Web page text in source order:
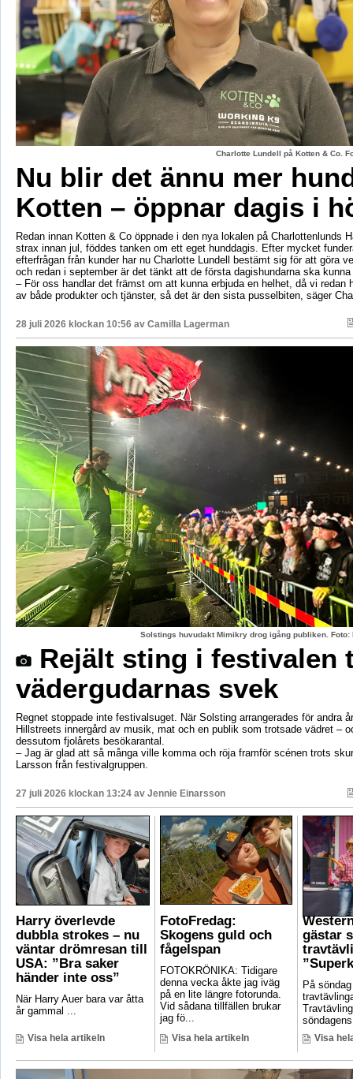
Charlotte Lundell på Kotten & Co.
Nu blir det ännu mer
Kotten – öppnar dagis i
Redan innan Kotten & Co öppnade i den nya lokalen på Charlottenlunds
strax innan jul, föddes tanken om ett eget hunddagis. Efter mycket
efterfrågan från kunder har nu Charlotte Lundell bestämt sig för att göra
och redan i september är det tänkt att de första dagishundarna ska
– För oss handlar det främst om att kunna erbjuda en helhet, då vi redan
av både produkter och tjänster, så det är den sista pusselbiten, säger
28 juli 2026 klockan 10:56 av Camilla Lagerman
Solstings huvudakt Mimikry drog igång publiken.
Rejält sting i festivalen
vädergudarnas svek
Regnet stoppade inte festivalsuget. När Solsting arrangerades för andra
Hillstreets innergård av musik, mat och en publik som trotsade vädret –
dessutom fjolårets besökarantal.
– Jag är glad att så många ville komma och röja framför scénen trots
Larsson från festivalgruppen.
27 juli 2026 klockan 13:24 av Jennie Einarsson
Harry överlevde
dubbla strokes – nu
väntar drömresan till
USA: ”Bra saker
händer inte oss”
När Harry Auer bara var åtta
år gammal ...
Visa hela artikeln
FotoFredag:
Skogens guld och
fågelspan
FOTOKRÖNIKA: Tidigare
denna vecka åkte jag iväg
på en lite längre fotorunda.
Vid sådana tillfällen brukar
jag fö...
Visa hela artikeln
gästar
På
Visa